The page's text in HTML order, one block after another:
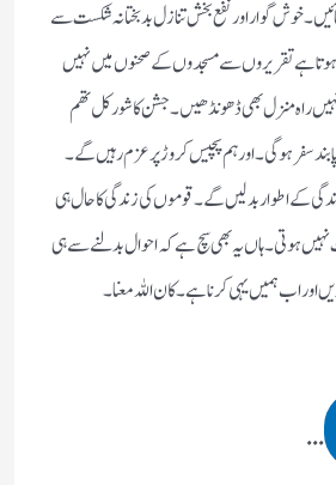
خوش گوار اور نفع بخش تنازل بدبختانہ شکست سے
ہوتا ہے تقریروں سے مسجدوں کے صحنوں میں نہیں
راہ منزل بھی ڈھونڈھیں۔ جشن کا شور کل تھم
سفر ہوگی۔ اور ہم پچیس کروڑ پرعزم رہیں گے۔
کے اطوار بدلیں گے۔ قوموں کی زندگی کا حال ہی
ہوتی۔ ہاں یہ بھی سچ ہے کہ احوال بدلنے سے ہی
اور اب ہمیں یہی کرنا ہے۔ کان اللہ معنا۔